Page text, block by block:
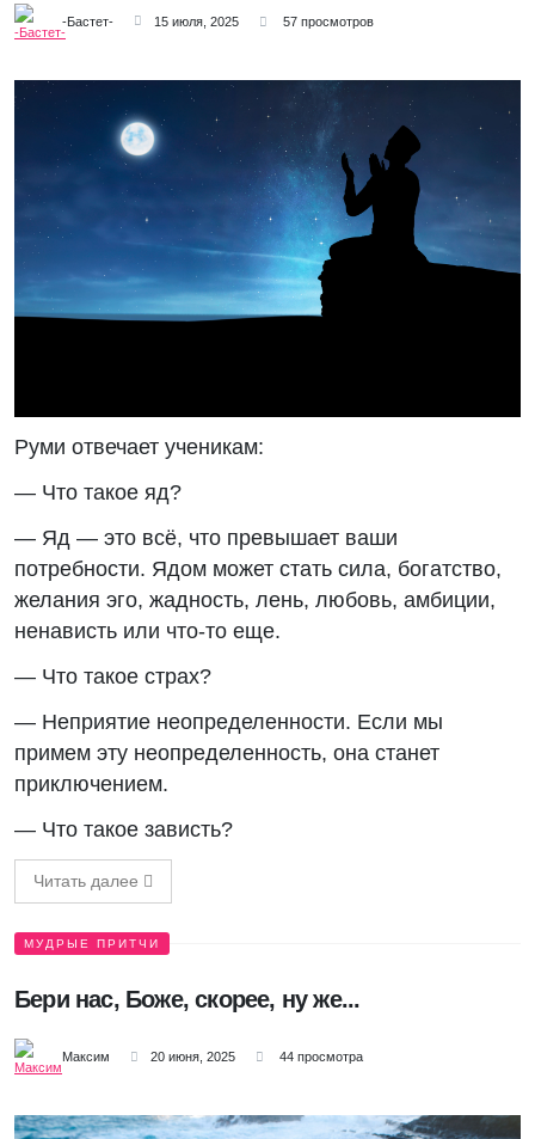
-Бастет- 15 июля, 2025 57 просмотров
Руми отвечает ученикам:
— Что такое яд?
— Яд — это всё, что превышает ваши
потребности. Ядом может стать сила, богатство,
желания эго, жадность, лень, любовь, амбиции,
ненависть или что-то еще.
— Что такое страх?
— Неприятие неопределенности. Если мы
примем эту неопределенность, она станет
приключением.
— Что такое зависть?
Читать далее
МУДРЫЕ ПРИТЧИ
Бери нас, Боже, скорее, ну же...
Максим 20 июня, 2025 44 просмотра